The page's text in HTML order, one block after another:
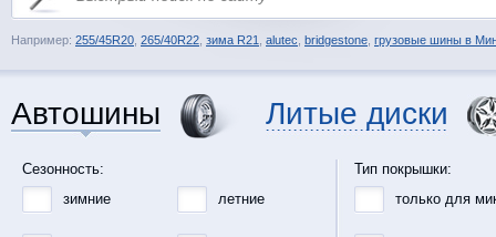
Например: 255/45R20 265/40R22 зима R21 alutec bridgestone грузовые шины в
Автошины Литые диски
Сезонность:
зимние
летние
Тип покрышки:
только для